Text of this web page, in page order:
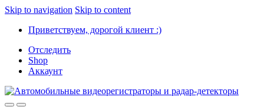
Skip to navigation Skip to content
Приветствуем, дорогой клиент :)
Отследить
Shop
Аккаунт